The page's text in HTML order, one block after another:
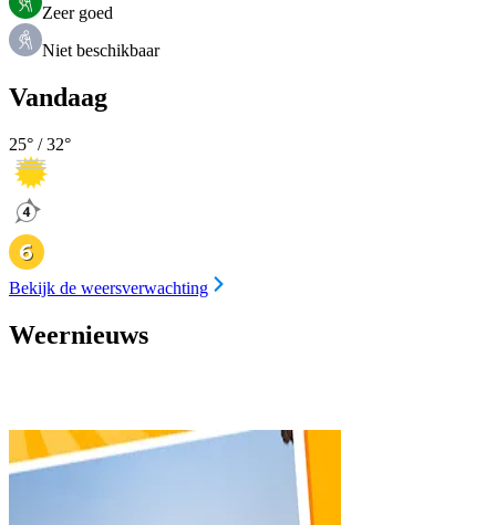
Zeer goed
Niet beschikbaar
Vandaag
25° /32°
Bekijk de weersverwachting
Weernieuws